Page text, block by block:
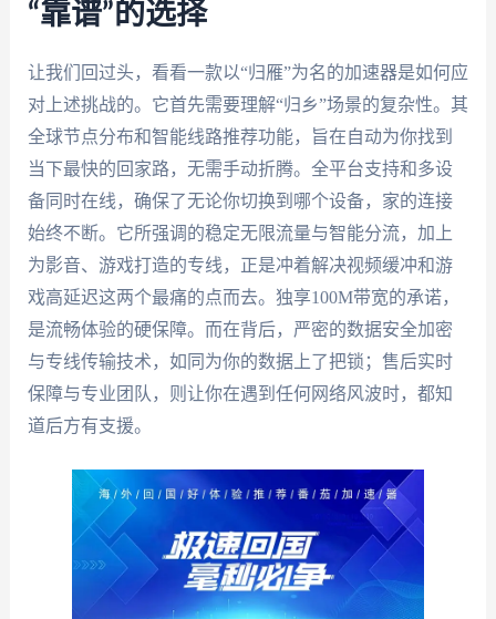
“靠谱”的选择
让我们回过头，看看一款以“归雁”为名的加速器是如何应
对上述挑战的。它首先需要理解“归乡”场景的复杂性。其
全球节点分布和智能线路推荐功能，旨在自动为你找到
当下最快的回家路，无需手动折腾。全平台支持和多设
备同时在线，确保了无论你切换到哪个设备，家的连接
始终不断。它所强调的稳定无限流量与智能分流，加上
为影音、游戏打造的专线，正是冲着解决视频缓冲和游
戏高延迟这两个最痛的点而去。独享100M带宽的承诺，
是流畅体验的硬保障。而在背后，严密的数据安全加密
与专线传输技术，如同为你的数据上了把锁；售后实时
保障与专业团队，则让你在遇到任何网络风波时，都知
道后方有支援。